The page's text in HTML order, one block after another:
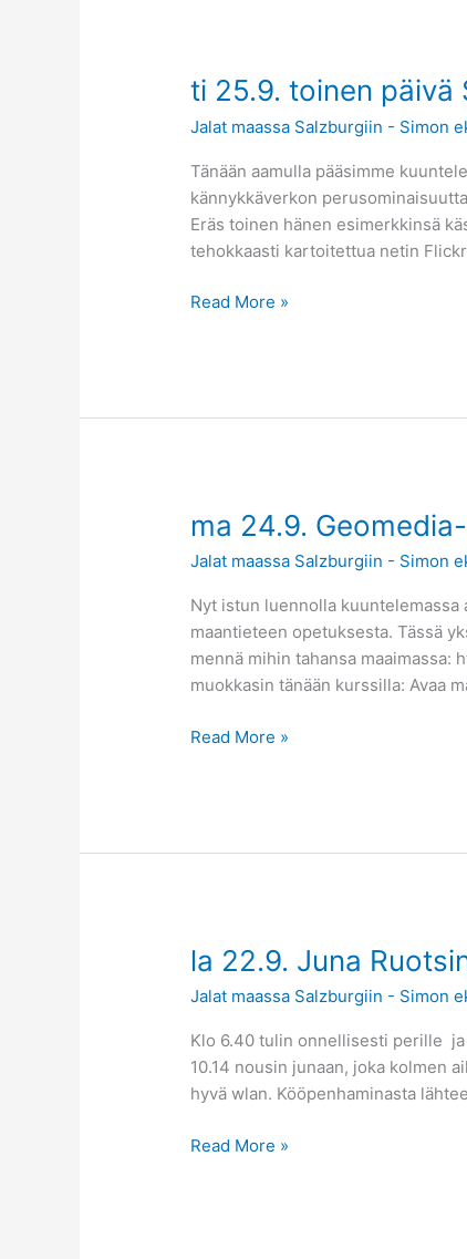
ti 25.9. toinen päivä
Jalat maassa Salzburgiin - Simon
Tänään aamulla pääsimme
kännykkäverkon
Eräs toinen hänen esimerkkinsä
tehokkaasti kartoitettua netin
ti
toinen
päivä
Salzburgissa
Read More »
ma 24.9.
Jalat maassa Salzburgiin - Simon
Nyt istun luennolla
maantieteen opetuksesta. Tässä
mennä mihin tahansa
muokkasin tänään kurssilla: Avaa
ma
Geomedia-
kurssi
alkaa
-
VIDEO
Read More »
la 22.9. Juna
Jalat maassa Salzburgiin - Simon
Klo 6.40 tulin onnellisesti perille ja
10.14 nousin junaan, joka kolmen
hyvä wlan. Kööpenhaminasta
la
Juna
Ruotsin,
Tanskan
ja
läpi
Read More »